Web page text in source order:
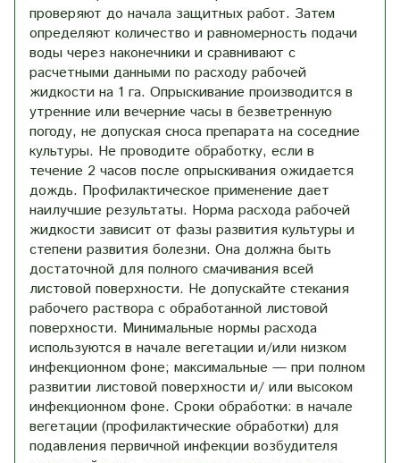
проверяют до начала защитных работ. Затем
определяют количество и равномерность подачи
воды через наконечники и сравнивают с
расчетными данными по расходу рабочей
жидкости на 1 га. Опрыскивание производится в
утренние или вечерние часы в безветренную
погоду, не допуская сноса препарата на соседние
культуры. Не проводите обработку, если в
течение 2 часов после опрыскивания ожидается
дождь. Профилактическое применение дает
наилучшие результаты. Норма расхода рабочей
жидкости зависит от фазы развития культуры и
степени развития болезни. Она должна быть
достаточной для полного смачивания всей
листовой поверхности. Не допускайте стекания
рабочего раствора с обработанной листовой
поверхности. Минимальные нормы расхода
используются в начале вегетации и/или низком
инфекционном фоне; максимальные — при полном
развитии листовой поверхности и/ или высоком
инфекционном фоне. Сроки обработки: в начале
вегетации (профилактические обработки) для
подавления первичной инфекции возбудителя